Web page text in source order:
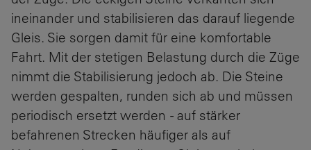
ineinander und stabilisieren das darauf liegende
Gleis. Sie sorgen damit für eine komfortable
Fahrt. Mit der stetigen Belastung durch die Züge
nimmt die Stabilisierung jedoch ab. Die Steine
werden gespalten, runden sich ab und müssen
periodisch ersetzt werden - auf stärker
befahrenen Strecken häufiger als auf